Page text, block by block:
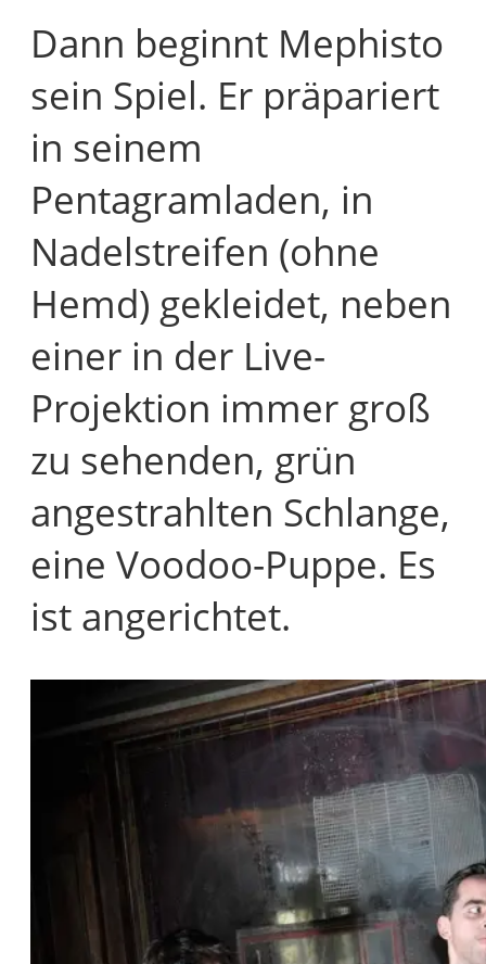
Dann beginnt Mephisto
sein Spiel. Er präpariert
in seinem
Pentagramladen, in
Nadelstreifen (ohne
Hemd) gekleidet, neben
einer in der Live-
Projektion immer groß
zu sehenden, grün
angestrahlten Schlange,
eine Voodoo-Puppe. Es
ist angerichtet.